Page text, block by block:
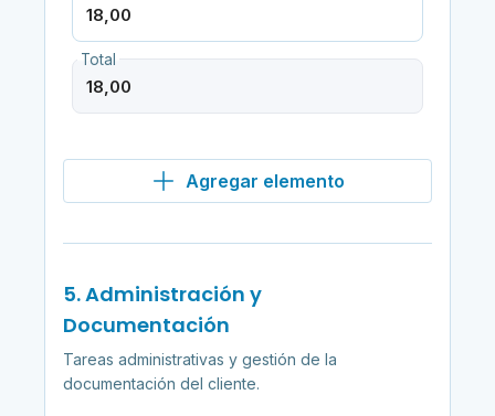
Total
Agregar elemento
5. Administración y
Documentación
Tareas administrativas y gestión de la
documentación del cliente.